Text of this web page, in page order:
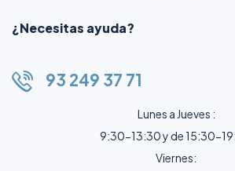
¿Necesitas ayuda?
93 249 37 71
Lunes a Jueves :
9:30-13:30 y de 15:30-
Viernes: